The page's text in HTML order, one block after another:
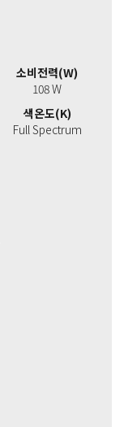
소비전력(W)
108 W
색온도(K)
Full Spectrum